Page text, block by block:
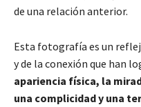
de una relación anterior.
Esta fotografía es un
y de la conexión que han
apariencia física, la
una complicidad y una